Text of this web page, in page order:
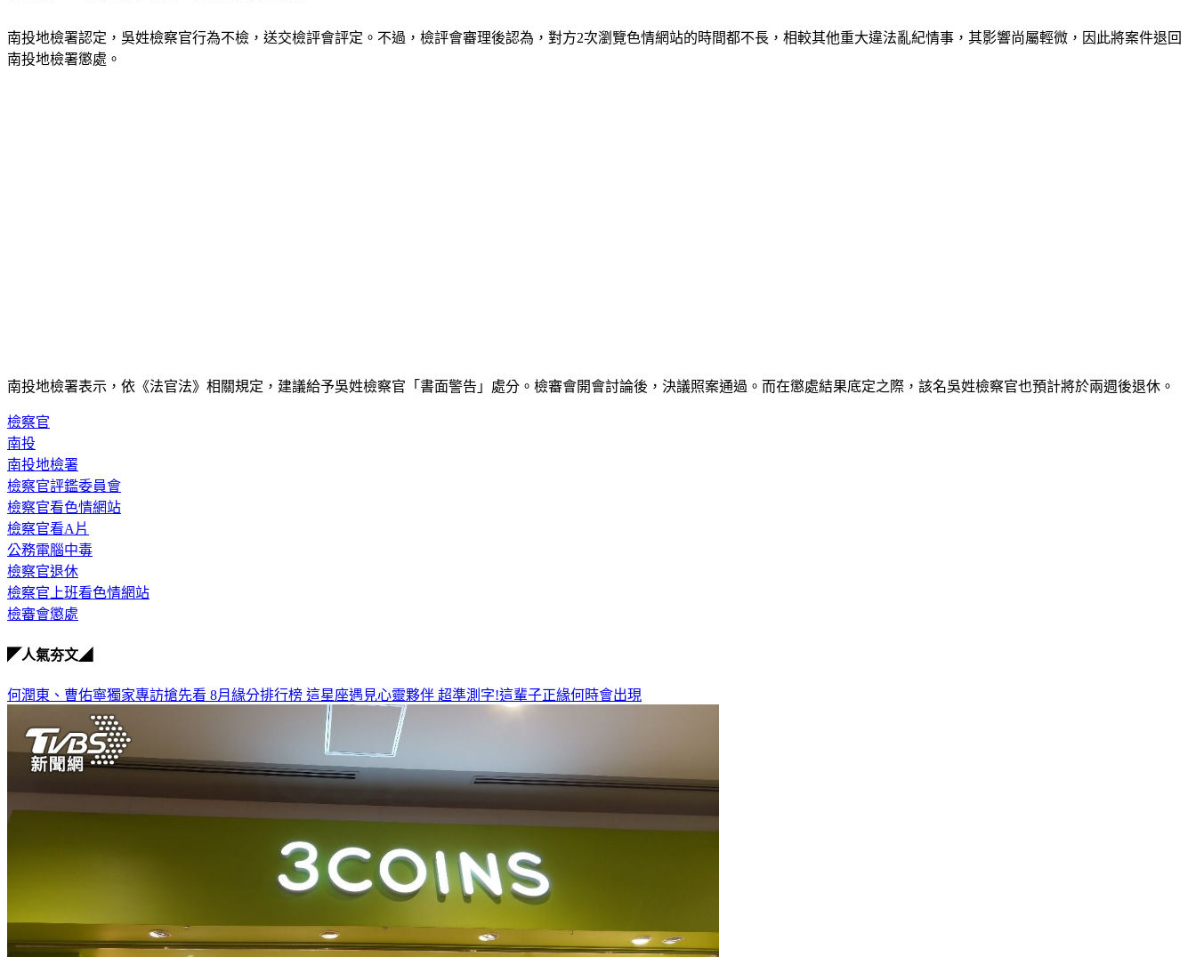
南投地檢署認定，吳姓檢察官行為不檢，送交檢評會評定。不過，檢評會審理後認為，對方2次瀏覽色情網站的時間都不長，相較其他重大違法亂紀情事，其影響尚屬輕微，因此將案件退回
南投地檢署懲處。
南投地檢署表示，依《法官法》相關規定，建議給予吳姓檢察官「書面警告」處分。檢審會開會討論後，決議照案通過。而在懲處結果底定之際，該名吳姓檢察官也預計將於兩週後退休。
檢察官
南投
南投地檢署
檢察官評鑑委員會
檢察官看色情網站
檢察官看A片
公務電腦中毒
檢察官退休
檢察官上班看色情網站
檢審會懲處
◤人氣夯文◢
何潤東、曹佑寧獨家專訪搶先看 8月緣分排行榜 這星座遇見心靈夥伴 超準測字!這輩子正緣何時會出現